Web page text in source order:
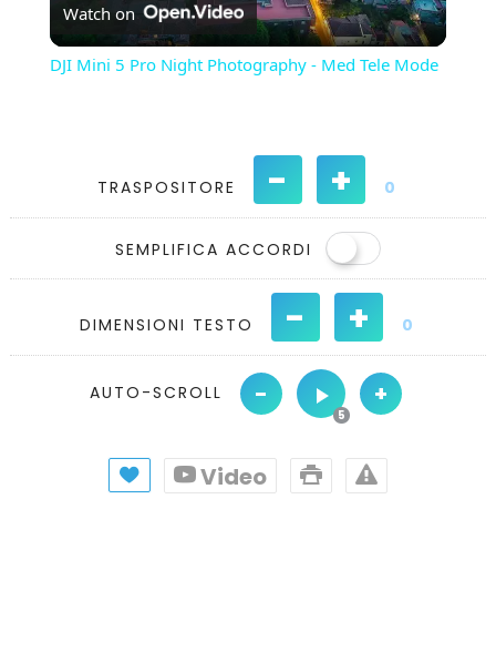
Video
Watch on
DJI Mini 5 Pro Night Photography - Med Tele Mode
TRASPOSITORE - + 0
SEMPLIFICA ACCORDI
DIMENSIONI TESTO - + 0
AUTO-SCROLL - +
Video